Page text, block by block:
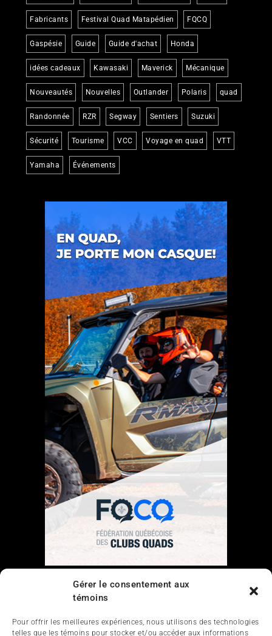
Gérer le consentement aux
témoins
Pour offrir les meilleures expériences, nous utilisons des technologies
telles que les témoins pour stocker et/ou accéder aux informations
Fabricants Festival Quad Matapédien FQCQ
Gaspésie Guide Guide d'achat Honda
idées cadeaux Kawasaki Maverick Mécanique
Nouveautés Nouvelles Outlander Polaris quad
Randonnée RZR Segway Sentiers Suzuki
Sécurité Tourisme VCC Voyage en quad VTT
Yamaha Événements
Nous contacter